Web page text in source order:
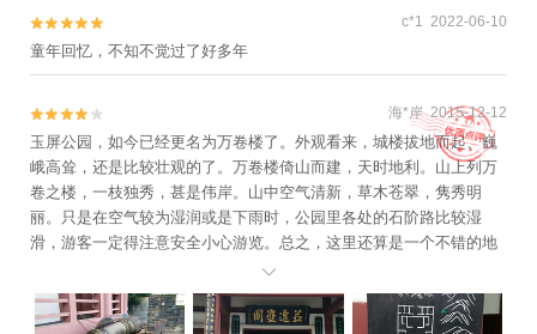

 c*1 2022-06-10
童年回忆，不知不觉过了好多年

 海*岸 2015-12-12
玉屏公园，如今已经更名为万卷楼了。外观看来，城楼拔地而起、巍
峨高耸，还是比较壮观的了。万卷楼倚山而建，天时地利。山上列万
卷之楼，一枝独秀，甚是伟岸。山中空气清新，草木苍翠，隽秀明
丽。只是在空气较为湿润或是下雨时，公园里各处的石阶路比较湿
滑，游客一定得注意安全小心游览。总之，这里还算是一个不错的地
